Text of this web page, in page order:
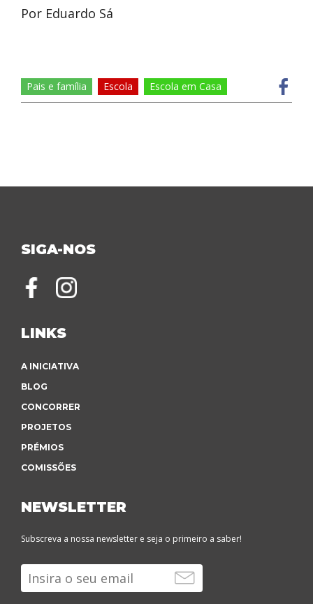
Por Eduardo Sá
Pais e família Escola Escola em Casa
SIGA-NOS
LINKS
A INICIATIVA
BLOG
CONCORRER
PROJETOS
PRÉMIOS
COMISSÕES
NEWSLETTER
Subscreva a nossa newsletter e seja o primeiro a saber!